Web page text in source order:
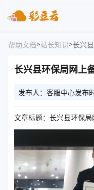
帮助文档>站长知识>长兴
长兴县环保局网上
发布人：客服中心发布
文章标题：长兴县环保局